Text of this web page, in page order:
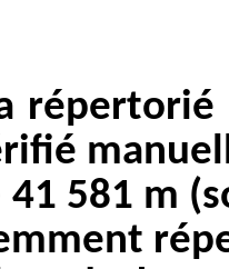
581 m